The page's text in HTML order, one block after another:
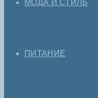
МОДА И СТИЛЬ
ПИТАНИЕ